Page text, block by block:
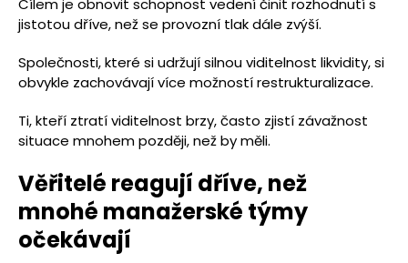
jistotou dříve, než se provozní tlak dále zvýší.
Společnosti, které si udržují silnou viditelnost likvidity, si
obvykle zachovávají více možností restrukturalizace.
Ti, kteří ztratí viditelnost brzy, často zjistí závažnost
situace mnohem později, než by měli.
Věřitelé reagují dříve, než
mnohé manažerské týmy
očekávají